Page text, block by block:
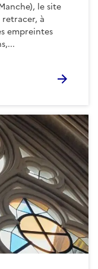
le site
à
empreintes